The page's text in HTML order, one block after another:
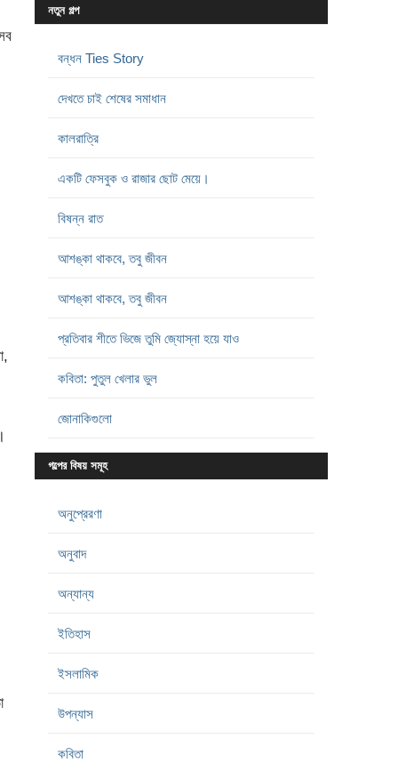
নতুন গল্প
বন্ধন Ties Story
দেখতে চাই শেষের সমাধান
কালরাত্রি
একটি ফেসবুক ও রাজার ছোট মেয়ে।
বিষন্ন রাত
আশঙ্কা থাকবে, তবু জীবন
আশঙ্কা থাকবে, তবু জীবন
প্রতিবার শীতে ভিজে তুমি জ্যোস্না হয়ে যাও
কবিতা: পুতুল খেলার ভুল
জোনাকিগুলো
গল্পের বিষয় সমূহ
অনুপ্রেরণা
অনুবাদ
অন্যান্য
ইতিহাস
ইসলামিক
উপন্যাস
কবিতা